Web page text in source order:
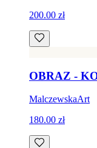
200.00 zł
OBRAZ -
MalczewskaArt
180.00 zł